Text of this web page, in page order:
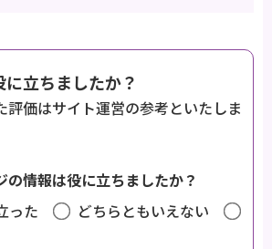
立ちましたか？
評価はサイト運営の参考といたしま
の情報は役に立ちましたか？
った
どちらともいえない